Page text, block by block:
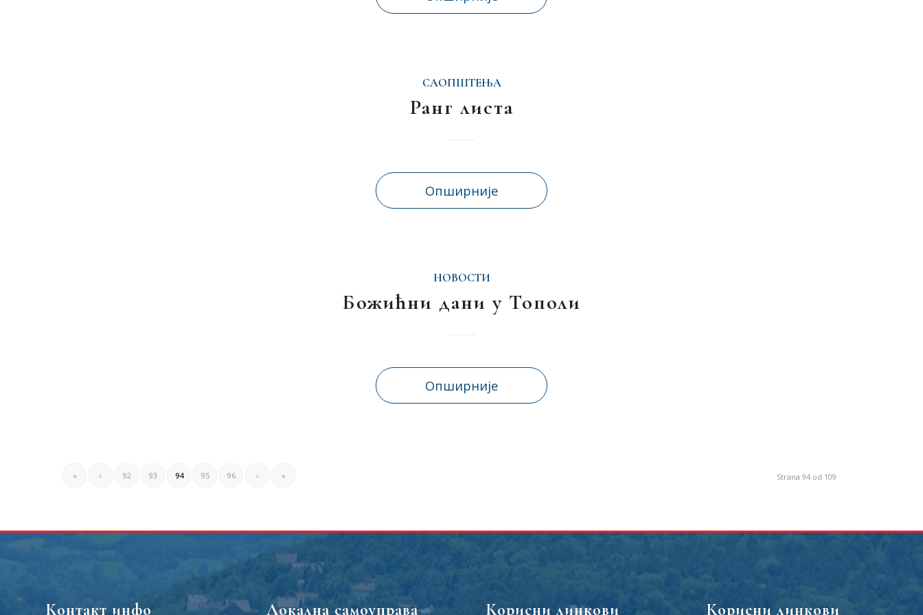
САОПШТЕЊА
Ранг листа
Опширније
НОВОСТИ
Божићни дани у Тополи
Опширније
Strana 94 od 109
« ‹ 92 93 94 95 96 › »
Контакт инфо Локална самоуправа Корисни линкови Корисни линкови